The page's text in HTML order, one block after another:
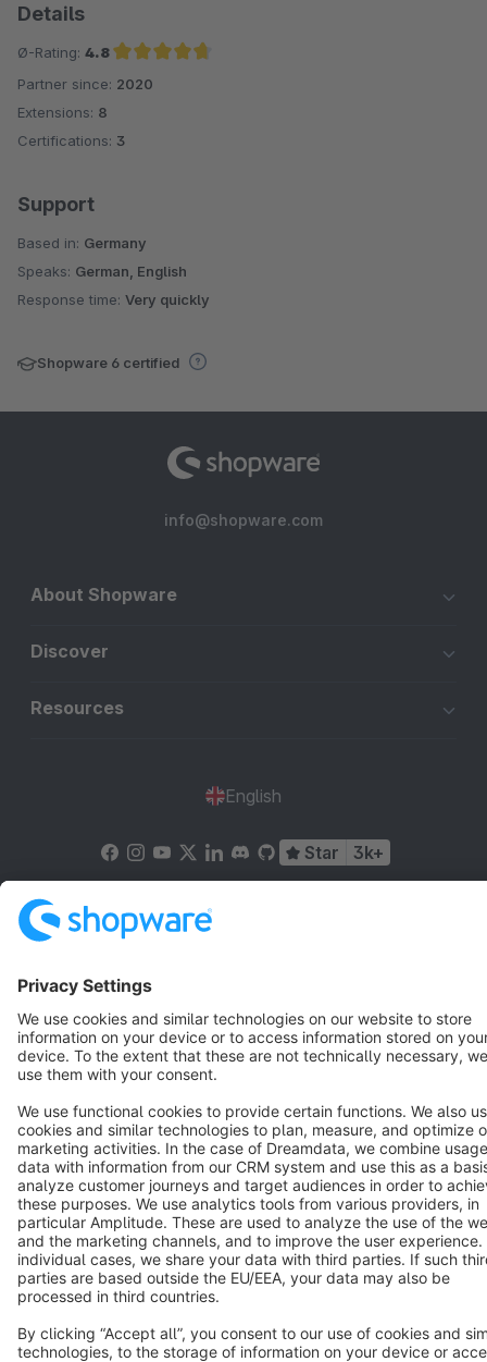
Details
Ø-Rating: 4.8
Average rating of 4.8 out of 5 stars
Partner since: 2020
Extensions: 8
Certifications: 3
Support
Based in: Germany
Speaks: German, English
Response time: Very quickly
Shopware 6 certified
info@shopware.com
About Shopware
Discover
Resources
English
Star 3k+
Copyright © shopware AG - All rights reserved
Notice: * All prices are quoted net of the statutory value-added tax